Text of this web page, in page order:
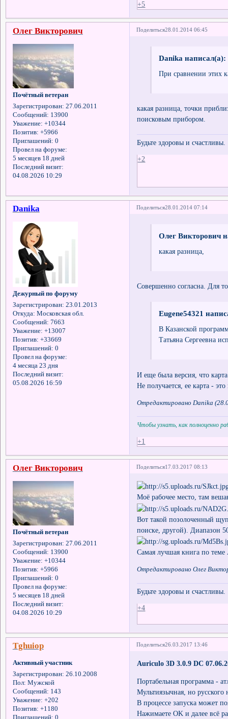
+5
Поделиться28.01.2014 06:45
Олег Викторович
Почётный ветеран
Зарегистрирован: 27.06.2011
Сообщений: 13900
Уважение: +10344
Позитив: +5966
Приглашений: 0
Провел на форуме:
5 месяцев 18 дней
Последний визит:
04.08.2026 10:29
Danika написал(а):
При сравнении этих
какая разница, точки
поисковым прибором.
Будьте здоровы и счастливы.
+2
Поделиться28.01.2014 07:14
Danika
Дежурный по форуму
Зарегистрирован: 23.01.2013
Откуда: Московская обл.
Сообщений: 7663
Уважение: +13007
Позитив: +33669
Приглашений: 0
Провел на форуме:
4 месяца 23 дня
Последний визит:
05.08.2026 16:59
Олег Викторович
какая разница,
Совершенно согласна. Для
Eugene54321
В Казанской
Татьяна Сергеевна
И еще была версия, что
Не получается, ее карта -
Отредактировано Danika
Чтобы узнать, как полноценно
+1
Поделиться17.03.2017 08:13
Олег Викторович
Почётный ветеран
Зарегистрирован: 27.06.2011
Сообщений: 13900
Уважение: +10344
Позитив: +5966
Приглашений: 0
Провел на форуме:
5 месяцев 18 дней
Последний визит:
04.08.2026 10:29
Моё рабочее место, там
Вот такой позолоченный
поиске, другой). Диапазон
Самая лучшая книга по
Отредактировано Олег
Будьте здоровы и счастливы.
+4
Поделиться26.03.2017 13:46
Tghuiop
Активный участник
Зарегистрирован: 26.10.2008
Пол: Мужской
Сообщений: 143
Уважение: +202
Позитив: +1180
Приглашений: 0
Auriculo 3D 3.0.9 DC
Портабельная программа -
Мультиязычная, но русского
В процессе запуска может
Нажимаете OK и далее всё